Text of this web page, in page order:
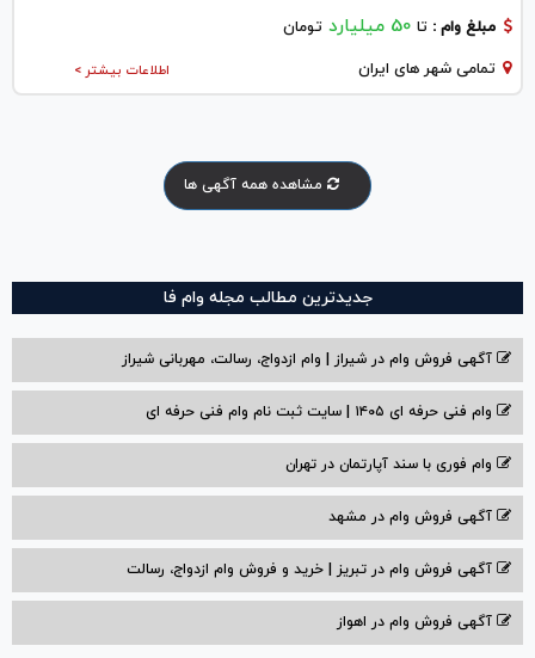
مبلغ وام : تا 50 میلیارد تومان
اطلاعات بیشتر > تمامی شهر های ایران
مشاهده همه آگهی ها
جدیدترین مطالب مجله وام فا
آگهی فروش وام در شیراز | وام ازدواج، رسالت، مهربانی شیراز
وام فنی حرفه ای ۱۴۰۵ | سایت ثبت نام وام فنی حرفه ای
وام فوری با سند آپارتمان در تهران
آگهی فروش وام در مشهد
آگهی فروش وام در تبریز | خرید و فروش وام ازدواج، رسالت
آگهی فروش وام در اهواز